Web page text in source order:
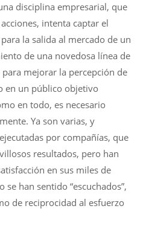
disciplina empresarial, que
intenta captar el
la salida al mercado de un
de una novedosa línea de
mejorar la percepción de
en un público objetivo
en todo, es necesario
Ya son varias, y
por compañías, que
resultados, pero han
en sus miles de
han sentido “escuchados”,
de reciprocidad al esfuerzo